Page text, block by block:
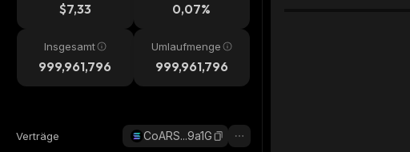
$7,33 0,07%
Insgesamt
999,961,796
Umlaufmenge
999,961,796
Verträge CoARS...9a1G